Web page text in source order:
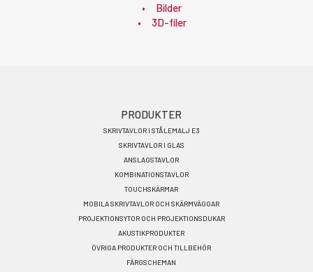
Bilder
3D-filer
PRODUKTER
SKRIVTAVLOR I STÅLEMALJ E3
SKRIVTAVLOR I GLAS
ANSLAGSTAVLOR
KOMBINATIONSTAVLOR
TOUCHSKÄRMAR
MOBILA SKRIVTAVLOR OCH SKÄRMVÄGGAR
PROJEKTIONSYTOR OCH PROJEKTIONSDUKAR
AKUSTIKPRODUKTER
ÖVRIGA PRODUKTER OCH TILLBEHÖR
FÄRGSCHEMAN